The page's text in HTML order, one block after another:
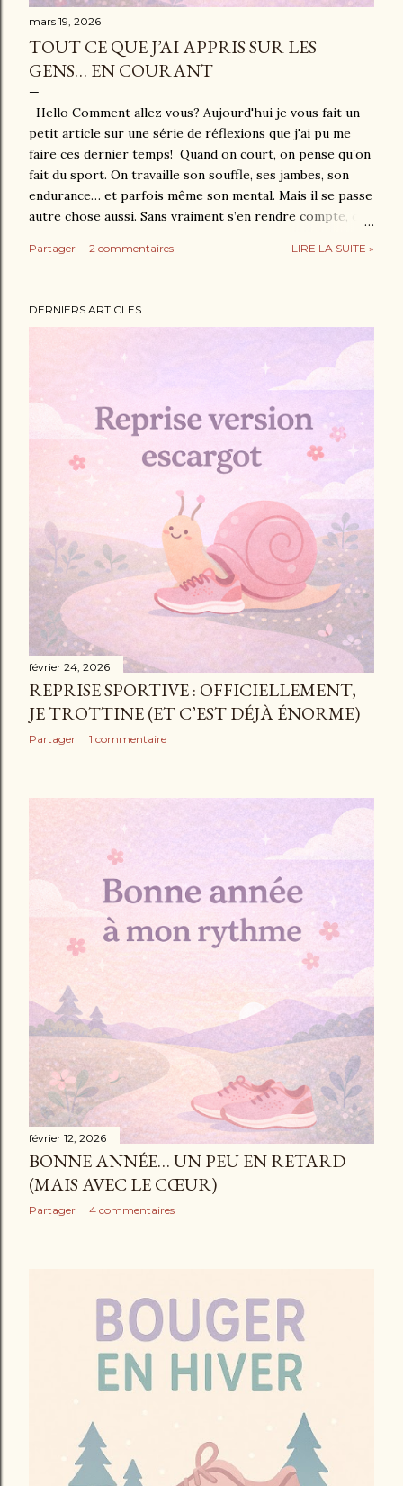
mars 19, 2026
TOUT CE QUE J’AI APPRIS SUR LES
GENS… EN COURANT
Hello Comment allez vous? Aujourd'hui je vous fait un
petit article sur une série de réflexions que j'ai pu me
faire ces dernier temps! Quand on court, on pense qu’on
fait du sport. On travaille son souffle, ses jambes, son
endurance… et parfois même son mental. Mais il se passe
autre chose aussi. Sans vraiment s’en rendre compte, on
c’est traverser des paysages… et croiser des gens. Au fil
disent pas bonjour) Très vite, un coureur découvre une
règle simple : le bonjour entre sportifs n’est pas une
option, c’est une tradition. Il y a ceux qui saluent d’un
signe de tête discret. Ceux qui font un grand sourire.
Ceux qui lèvent la main comme si on était copains depuis
toujours. Et puis il y a ceux q...
Partager 2 commentaires LIRE LA SUITE »
DERNIERS ARTICLES
février 24, 2026
REPRISE SPORTIVE : OFFICIELLEMENT,
JE TROTTINE (ET C’EST DÉJÀ ÉNORME)
Partager 1 commentaire
février 12, 2026
BONNE ANNÉE… UN PEU EN RETARD
(MAIS AVEC LE CŒUR)
Partager 4 commentaires